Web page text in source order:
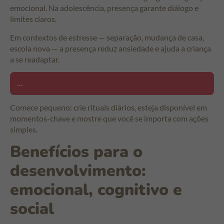
emocional. Na adolescência, presença garante diálogo e
limites claros.
Em contextos de estresse — separação, mudança de casa,
escola nova — a presença reduz ansiedade e ajuda a criança
a se readaptar.
...
Comece pequeno: crie rituais diários, esteja disponível em
momentos-chave e mostre que você se importa com ações
simples.
Benefícios para o
desenvolvimento:
emocional, cognitivo e
social